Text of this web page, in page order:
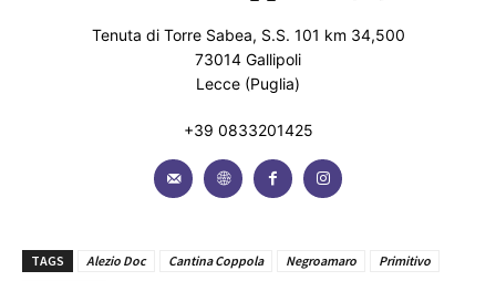
Tenuta di Torre Sabea, S.S. 101 km 34,500
73014 Gallipoli
Lecce (Puglia)
+39 0833201425
TAGS Alezio Doc Cantina Coppola Negroamaro
Primitivo